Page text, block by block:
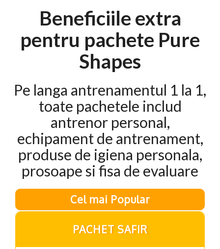
REDUCERI PRETURI XBODY
Contact
Blog
Beneficiile extra
pentru pachete Pure
Shapes
Pe langa antrenamentul 1 la 1,
toate pachetele includ
antrenor personal,
echipament de antrenament,
produse de igiena personala,
prosoape si fisa de evaluare
Cel mai Popular
PACHET SAFIR